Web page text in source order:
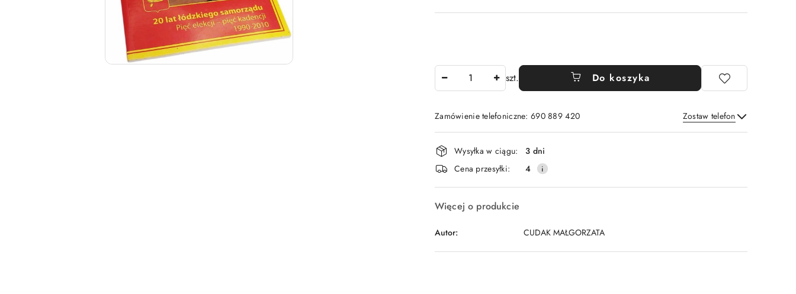
szt. Do koszyka
Zamówienie telefoniczne: 690 889 420 Zostaw telefon
Wyślij
Dostępność
i
dostawa
Wysyłka w ciągu:
3 dni
Cena przesyłki:
4
Więcej o produkcie
Autor: CUDAK MAŁGORZATA